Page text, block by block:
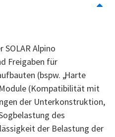
Alpino
Freigaben für
(bspw. „Harte
(Kompatibilität mit
der Unterkonstruktion,
des
der Belastung der